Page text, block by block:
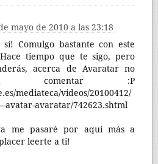
mayo de 2010 a las 23:18
sí! Comulgo bastante con este
tiempo que te sigo, pero
acerca de Avaratar no
:P
mediateca/videos/20100412/
avatar-avaratar/742623.shtml
me pasaré por aquí más a
leerte a ti!